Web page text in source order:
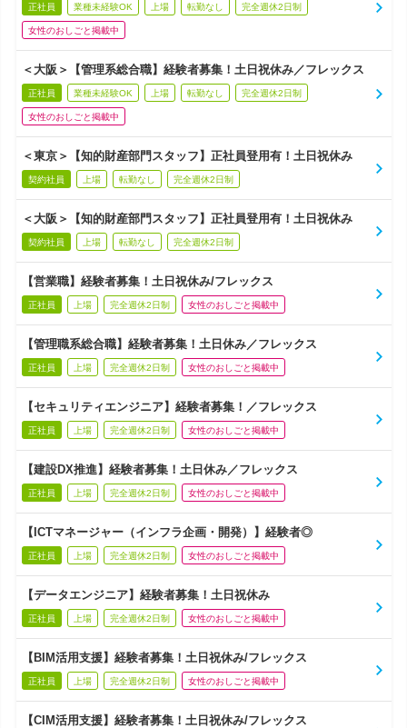
正社員 業種未経験OK 上場 転勤なし 完全週休2日制
女性のおしごと掲載中
＜大阪＞【管理系総合職】経験者募集！土日祝休み／フレックス
正社員 業種未経験OK 上場 転勤なし 完全週休2日制
女性のおしごと掲載中
＜東京＞【知的財産部門スタッフ】正社員登用有！土日祝休み
契約社員 上場 転勤なし 完全週休2日制
＜大阪＞【知的財産部門スタッフ】正社員登用有！土日祝休み
契約社員 上場 転勤なし 完全週休2日制
【営業職】経験者募集！土日祝休み/フレックス
正社員 上場 完全週休2日制 女性のおしごと掲載中
【管理職系総合職】経験者募集！土日休み／フレックス
正社員 上場 完全週休2日制 女性のおしごと掲載中
【セキュリティエンジニア】経験者募集！／フレックス
正社員 上場 完全週休2日制 女性のおしごと掲載中
【建設DX推進】経験者募集！土日休み／フレックス
正社員 上場 完全週休2日制 女性のおしごと掲載中
【ICTマネージャー（インフラ企画・開発）】経験者◎
正社員 上場 完全週休2日制 女性のおしごと掲載中
【データエンジニア】経験者募集！土日祝休み
正社員 上場 完全週休2日制 女性のおしごと掲載中
【BIM活用支援】経験者募集！土日祝休み/フレックス
正社員 上場 完全週休2日制 女性のおしごと掲載中
【CIM活用支援】経験者募集！土日祝休み/フレックス